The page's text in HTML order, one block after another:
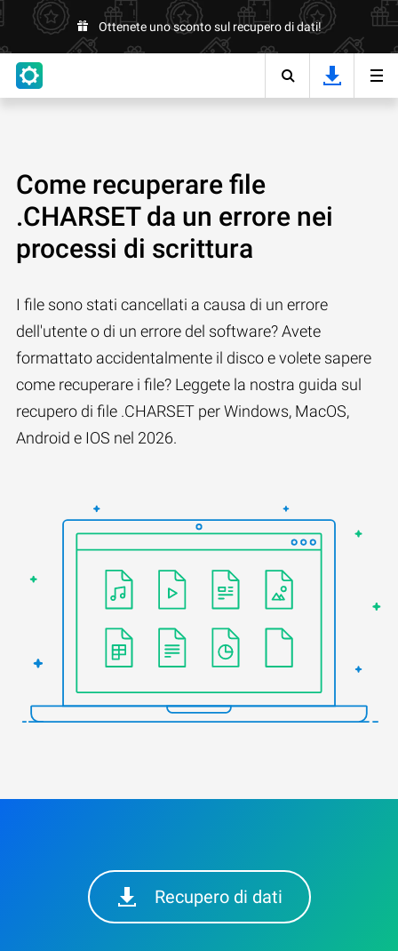
Ottenete uno sconto sul recupero di dati!
Come recuperare file
.CHARSET da un errore nei
processi di scrittura
I file sono stati cancellati a causa di un errore
dell'utente o di un errore del software? Avete
formattato accidentalmente il disco e volete sapere
come recuperare i file? Leggete la nostra guida sul
recupero di file .CHARSET per Windows, MacOS,
Android e IOS nel 2026.
Recupero di dati